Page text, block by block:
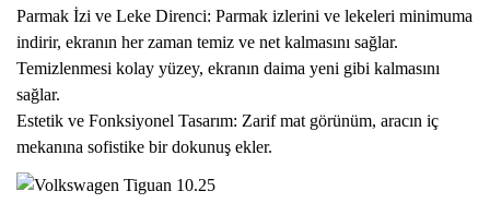
Parmak İzi ve Leke Direnci: Parmak izlerini ve lekeleri minimuma
indirir, ekranın her zaman temiz ve net kalmasını sağlar.
Temizlenmesi kolay yüzey, ekranın daima yeni gibi kalmasını
sağlar.
Estetik ve Fonksiyonel Tasarım: Zarif mat görünüm, aracın iç
mekanına sofistike bir dokunuş ekler.